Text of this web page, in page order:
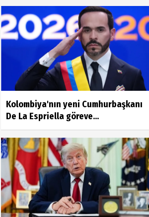
Kolombiya'nın yeni Cumhurbaşkanı
De La Espriella göreve...